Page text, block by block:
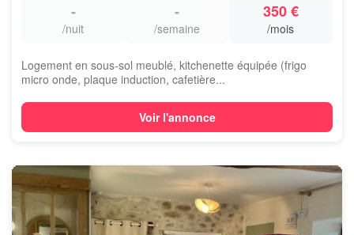
-
/nuit
-
/semaine
350 €
/mois
Logement en sous-sol meublé, kitchenette équipée (frigo
micro onde, plaque induction, cafetière...
Voir l'annonce